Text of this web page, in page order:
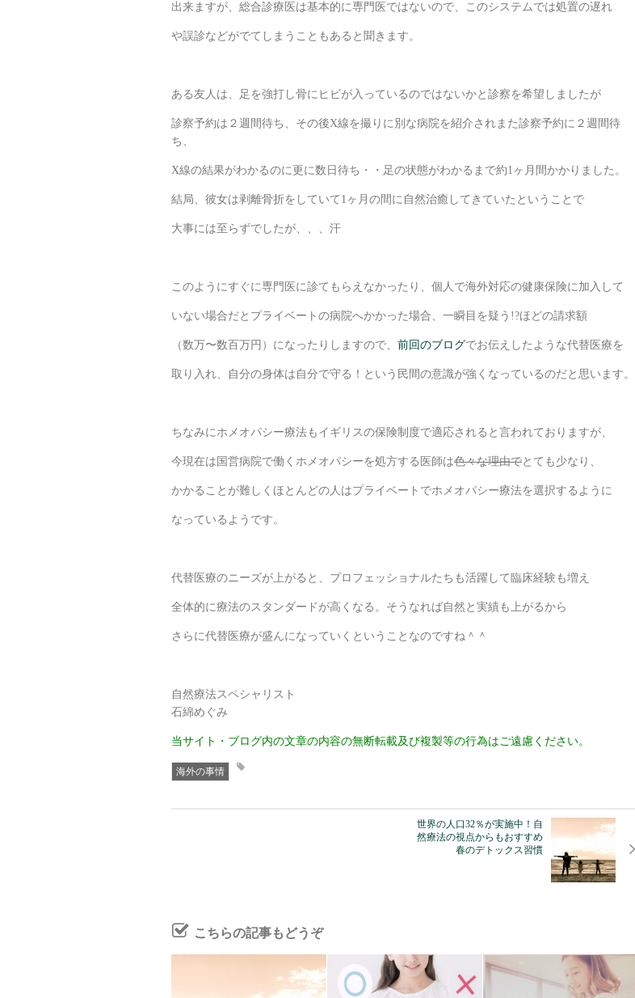
出来ますが、総合診療医は基本的に専門医ではないので、このシステムでは処置の遅れ
や誤診などがでてしまうこともあると聞きます。
ある友人は、足を強打し骨にヒビが入っているのではないかと診察を希望しましたが
診察予約は２週間待ち、その後X線を撮りに別な病院を紹介されまた診察予約に２週間待
ち、
X線の結果がわかるのに更に数日待ち・・足の状態がわかるまで約1ヶ月間かかりました。
結局、彼女は剥離骨折をしていて1ヶ月の間に自然治癒してきていたということで
大事には至らずでしたが、、、汗
このようにすぐに専門医に診てもらえなかったり、個人で海外対応の健康保険に加入して
いない場合だとプライベートの病院へかかった場合、一瞬目を疑う!?ほどの請求額
（数万〜数百万円）になったりしますので、 前回のブログでお伝えしたような代替医療を
取り入れ、自分の身体は自分で守る！という民間の意識が強くなっているのだと思います。
ちなみにホメオパシー療法もイギリスの保険制度で適応されると言われておりますが、
今現在は国営病院で働くホメオパシーを処方する医師は色々な理由でとても少なり、
かかることが難しくほとんどの人はプライベートでホメオパシー療法を選択するように
なっているようです。
代替医療のニーズが上がると、プロフェッショナルたちも活躍して臨床経験も増え
全体的に療法のスタンダードが高くなる。そうなれば自然と実績も上がるから
さらに代替医療が盛んになっていくということなのですね＾＾
自然療法スペシャリスト
石綿めぐみ
当サイト・ブログ内の文章の内容の無断転載及び複製等の行為はご遠慮ください。
海外の事情
世界の人口32％が実施中！自
然療法の視点からもおすすめ
春のデトックス習慣
こちらの記事もどうぞ